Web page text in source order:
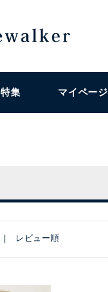
特集 マイページ
レビュー順